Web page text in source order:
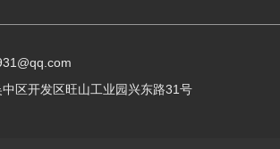
区开发区旺山工业园兴东路31号